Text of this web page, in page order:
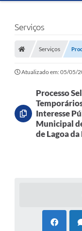
Transparência
Carta de Serviços
Telefones Úteis
IPTU, ALVARÁ, ISS E
Administração
Serviços
Serviços
Atualizado em: 05/05/
Processo
Interesse
Municipal
de Lagoa